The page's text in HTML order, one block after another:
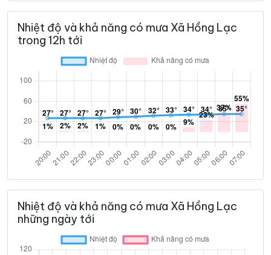
Nhiệt độ và khả năng có mưa Xã Hồng Lạc
trong 12h tới
Nhiệt độ và khả năng có mưa Xã Hồng Lạc
những ngày tới